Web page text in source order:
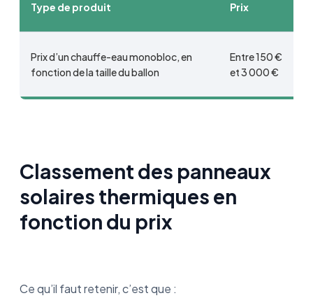
Type de produit Prix
Prix d’un chauffe-eau monobloc, en
fonction de la taille du ballon
Entre 150 €
et 3 000 €
Classement des panneaux
solaires thermiques en
fonction du prix
Ce qu’il faut retenir, c’est que :